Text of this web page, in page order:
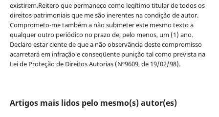
existirem.Reitero que permaneço como legítimo titular de todos os
direitos patrimoniais que me são inerentes na condição de autor.
Comprometo-me também a não submeter este mesmo texto a
qualquer outro periódico no prazo de, pelo menos, um (1) ano.
Declaro estar ciente de que a não observância deste compromisso
acarretará em infração e conseqüente punição tal como prevista na
Lei de Proteção de Direitos Autorias (Nº9609, de 19/02/98).
Artigos mais lidos pelo mesmo(s) autor(es)